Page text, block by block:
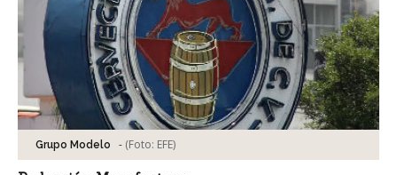
Grupo Modelo - (Foto: EFE)